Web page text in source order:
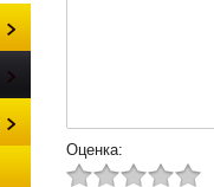
Оценка: